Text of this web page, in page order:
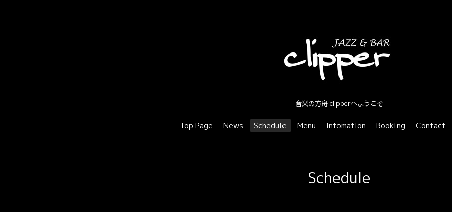
音楽の方舟 clipperへようこそ
Top Page News Schedule Menu Infomation Booking Contact
Schedule